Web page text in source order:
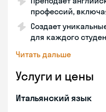
профессий,
Создает
для каждого
Читать дальше
Услуги и цены
Итальянский язык